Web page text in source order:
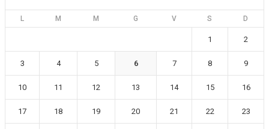
L M M G V S D
1 2
3 4 5 6 7 8 9
10 11 12 13 14 15 16
17 18 19 20 21 22 23